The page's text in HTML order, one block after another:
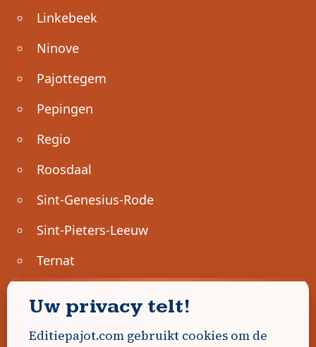
Linkebeek
Ninove
Pajottegem
Pepingen
Regio
Roosdaal
Sint-Genesius-Rode
Sint-Pieters-Leeuw
Ternat
Geen advertenties gevonden.
Uw privacy telt!
Editiepajot.com gebruikt cookies om de